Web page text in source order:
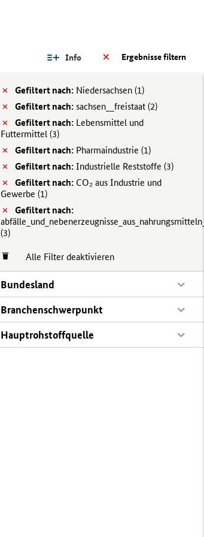
Ergebnisse filtern
Info
Gefiltert nach: Niedersachsen (1)
Gefiltert nach: sachsen__freistaat (2)
Gefiltert nach: Lebensmittel und
Futtermittel (3)
Gefiltert nach: Pharmaindustrie (1)
Gefiltert nach: Industrielle Reststoffe (3)
Gefiltert nach: CO₂ aus Industrie und
Gewerbe (1)
Gefiltert nach:
(3)
Alle Filter deaktivieren
Bundesland
Branchenschwerpunkt
Hauptrohstoffquelle